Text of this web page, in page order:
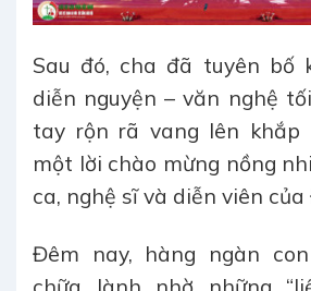
Sau đó, cha đã tuyên bố
diễn nguyện – văn nghệ
tay rộn rã vang lên khắp
một lời chào mừng nồng
ca, nghệ sĩ và diễn viên
Đêm nay, hàng ngàn